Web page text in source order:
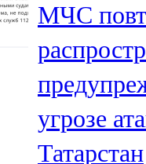
102,1 FM
Мамадыш
106,2 FM
Минзәлә
МЧС
угрозе
Татарстан